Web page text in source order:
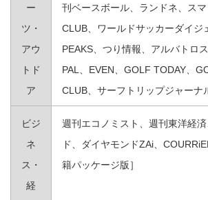
ー
ツ・
アウ
トド
ア
刊ベースボール、ランドネ、ス
CLUB、ワールドサッカーダイジ
PEAKS、つり情報、アルバトロ
PAL、EVEN、GOLF TODAY、
CLUB、サーフトリップジャーナ
ビジ
ネ
ス・
経
週刊エコノミスト、週刊東洋経
ド、ダイヤモンドZAi、
籍パッケージ版］